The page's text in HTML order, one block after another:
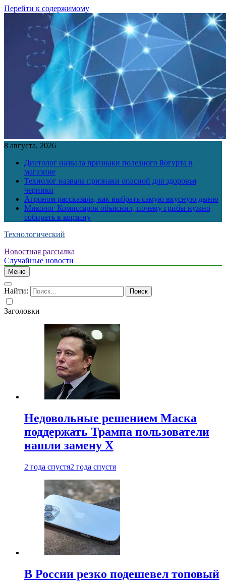
Перейти к содержимому
8 августа, 2026
Диетолог назвала признаки полезного йогурта в
магазине
Технолог назвала признаки опасной для здоровья
черники
Агроном рассказала, как выбрать самую вкусную дыню
Миколог Комиссаров объяснил, почему грибы нужно
собирать в корзину
Технологический
Новостная рассылка
Случайные новости
Меню
Найти:
Заголовки
Недовольные решением Маска
поддержать Трампа пользователи
нашли замену X
2 года спустя2 года спустя
В России резко подешевел топовый